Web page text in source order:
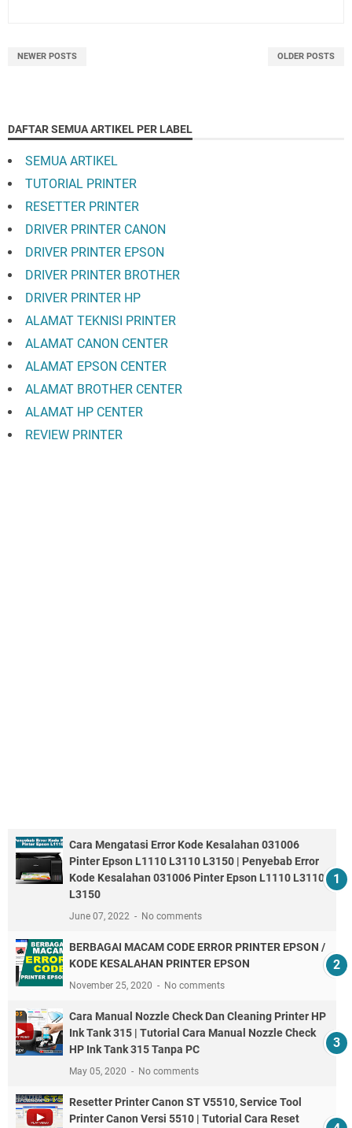
NEWER POSTS OLDER POSTS
DAFTAR SEMUA ARTIKEL PER LABEL
SEMUA ARTIKEL
TUTORIAL PRINTER
RESETTER PRINTER
DRIVER PRINTER CANON
DRIVER PRINTER EPSON
DRIVER PRINTER BROTHER
DRIVER PRINTER HP
ALAMAT TEKNISI PRINTER
ALAMAT CANON CENTER
ALAMAT EPSON CENTER
ALAMAT BROTHER CENTER
ALAMAT HP CENTER
REVIEW PRINTER
Cara Mengatasi Error Kode Kesalahan 031006
Pinter Epson L1110 L3110 L3150 | Penyebab Error
Kode Kesalahan 031006 Pinter Epson L1110 L3110
L3150
June 07, 2022 No comments
BERBAGAI MACAM CODE ERROR PRINTER EPSON /
KODE KESALAHAN PRINTER EPSON
November 25, 2020 No comments
Cara Manual Nozzle Check Dan Cleaning Printer HP
Ink Tank 315 | Tutorial Cara Manual Nozzle Check
HP Ink Tank 315 Tanpa PC
May 05, 2020 No comments
Resetter Printer Canon ST V5510, Service Tool
Printer Canon Versi 5510 | Tutorial Cara Reset